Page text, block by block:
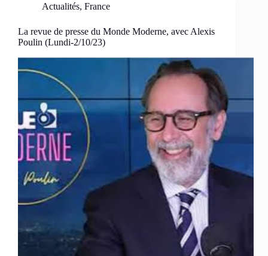
Actualités, France
La revue de presse du Monde Moderne, avec Alexis
Poulin (Lundi-2/10/23)